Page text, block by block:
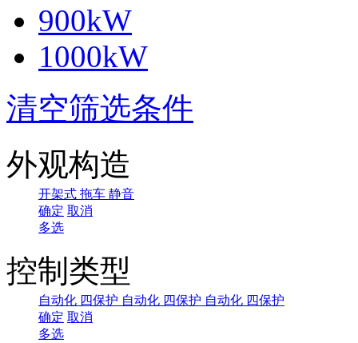
900kW
1000kW
清空筛选条件
外观构造
开架式 拖车 静音
确定 取消
多选
控制类型
自动化 四保护 自动化 四保护 自动化 四保护
确定 取消
多选